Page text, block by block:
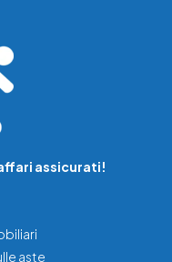
assicurati!
aste